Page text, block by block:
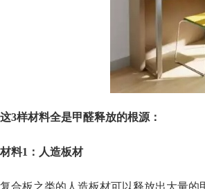
这3样材料全是甲醛释放的根源：
材料1：人造板材
复合板之类的人造板材可以释放出大量